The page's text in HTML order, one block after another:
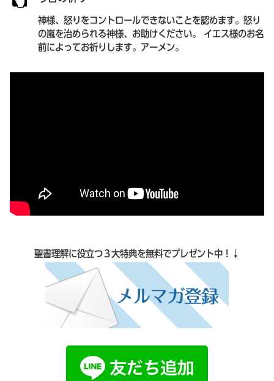
神様、怒りをコントロールできないことを認めます。怒り
の嵐を治められる神様、お助けください。 イエス様のお名
前によってお祈りします。アーメン。
聖書理解に役立つ３大特典を無料でプレゼント中！↓